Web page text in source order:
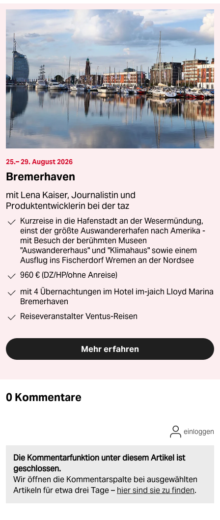
25.– 29. August 2026
Bremerhaven
mit Lena Kaiser, Journalistin und
Produktentwicklerin bei der taz
Kurzreise in die Hafenstadt an der Wesermündung,
einst der größte Auswandererhafen nach Amerika -
mit Besuch der berühmten Museen
"Auswandererhaus" und "Klimahaus" sowie einem
Ausflug ins Fischerdorf Wremen an der Nordsee
960 € (DZ/HP/ohne Anreise)
mit 4 Übernachtungen im Hotel im-jaich Lloyd Marina
Bremerhaven
Reiseveranstalter Ventus-Reisen
Mehr erfahren
0 Kommentare
Die Kommentarfunktion unter diesem Artikel ist
geschlossen.
Wir öffnen die Kommentarspalte bei ausgewählten
Artikeln für etwa drei Tage – hier sind sie zu finden.
einloggen